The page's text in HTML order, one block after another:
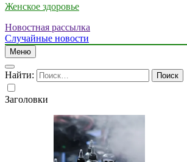
Женское здоровье
Новостная рассылка
Случайные новости
Меню
Найти:
Заголовки